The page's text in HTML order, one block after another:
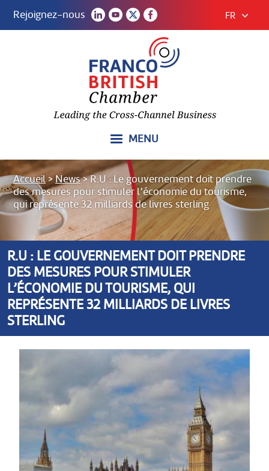
Rejoignez-nous FR
MENU
Accueil>News>R.U : Le gouvernement doit prendre
des mesures pour stimuler l’économie du tourisme,
qui représente 32 milliards de livres sterling
R.U : LE GOUVERNEMENT DOIT PRENDRE
DES MESURES POUR STIMULER
L’ÉCONOMIE DU TOURISME, QUI
REPRÉSENTE 32 MILLIARDS DE LIVRES
STERLING